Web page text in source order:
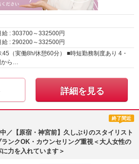
給 : 303700～332500円
給 : 290200～332500円
:
285200～332500 円
（実働8h/休憩60分） ■時短勤務制度あり 4・
から…
詳細を見る
終了間近
／【原宿・神宮前】久しぶりのスタイリスト
ンクOK・カウンセリング重視＜大人女性の
力を入れています＞